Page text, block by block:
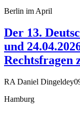
Berlin im April
Der 13.
und
Rechtsfragen
RA Daniel Dingeldey
Hamburg